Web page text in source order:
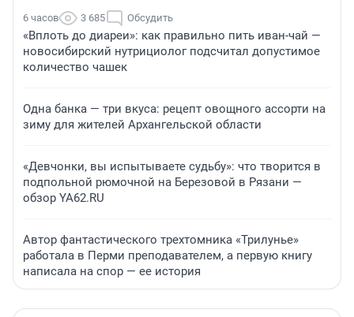
6 часов 3 685 Обсудить
«Вплоть до диареи»: как правильно пить иван-чай —
новосибирский нутрициолог подсчитал допустимое
количество чашек
Одна банка — три вкуса: рецепт овощного ассорти на
зиму для жителей Архангельской области
«Девчонки, вы испытываете судьбу»: что творится в
подпольной рюмочной на Березовой в Рязани —
обзор YA62.RU
Автор фантастического трехтомника «Трилунье»
работала в Перми преподавателем, а первую книгу
написала на спор — ее история